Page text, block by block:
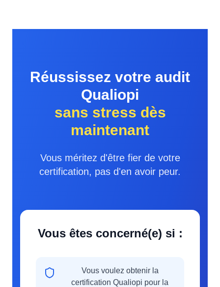
Réussissez votre audit
Qualiopi
sans stress dès
maintenant
Vous méritez d'être fier de votre
certification, pas d'en avoir peur.
Vous êtes concerné(e) si :
Vous voulez obtenir la
certification Qualiopi pour la